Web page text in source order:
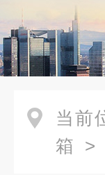
当前
箱 >